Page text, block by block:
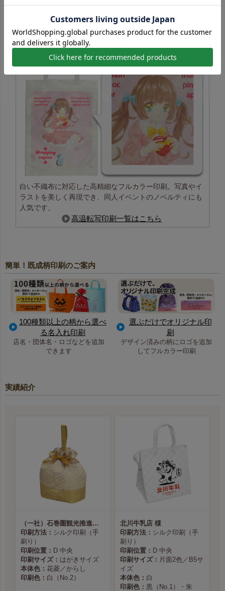
高温転写印刷の特長
白い不織布に対応した高精細なフルカラー印刷。写真やイ
ラストを美しく再現でき、同人イベントのノベルティにも
人気です。
高温転写印刷一覧はこちら
簡単！既成柄印刷のご案内
100種類以上の柄から選べ
る名入れ印刷
店名・団体名・ロゴなどを追加
できます
選ぶだけでオリジナル印
刷
デザイン済みの柄にロゴを追加
してフルカラー印刷
実績紹介
（一社）石巻圏観光推進機構様
印刷方法： シルク印刷（手
刷り）
印刷位置： D 中央
印刷サイズ： はがきサイズ
本体色： 花菱／からし
印刷色： 白（No.2）
北川牛乳店 様
印刷方法： シルク印刷（手
刷り）
印刷位置： D 中央
印刷サイズ： 片面2色／B5サ
イズ
本体色： 白
印刷色： 黒（No.1）・朱